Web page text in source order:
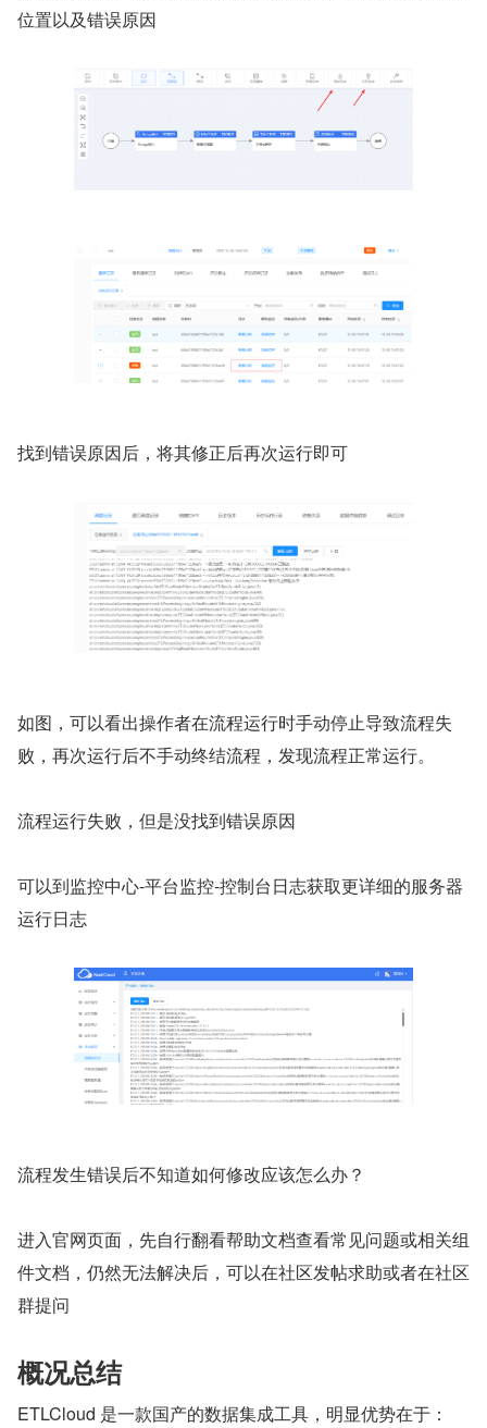
位置以及错误原因
找到错误原因后，将其修正后再次运行即可
如图，可以看出操作者在流程运行时手动停止导致流程失
败，再次运行后不手动终结流程，发现流程正常运行。
流程运行失败，但是没找到错误原因
可以到监控中心-平台监控-控制台日志获取更详细的服务器
运行日志
流程发生错误后不知道如何修改应该怎么办？
进入官网页面，先自行翻看帮助文档查看常见问题或相关组
件文档，仍然无法解决后，可以在社区发帖求助或者在社区
群提问
概况总结
ETLCloud 是一款国产的数据集成工具，明显优势在于：